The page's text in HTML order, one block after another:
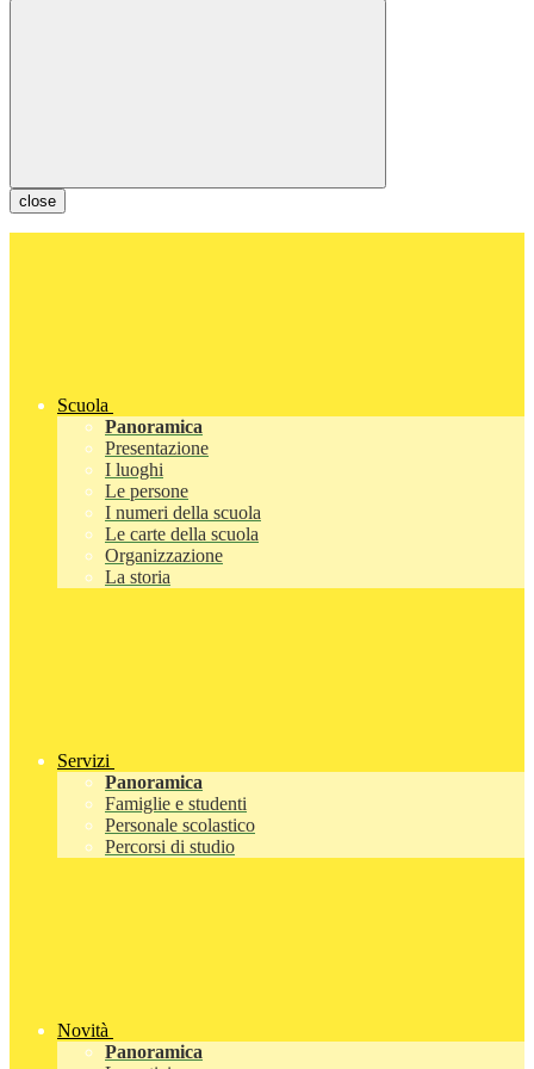
close
Scuola
Panoramica
Presentazione
I luoghi
Le persone
I numeri della scuola
Le carte della scuola
Organizzazione
La storia
Servizi
Panoramica
Famiglie e studenti
Personale scolastico
Percorsi di studio
Novità
Panoramica